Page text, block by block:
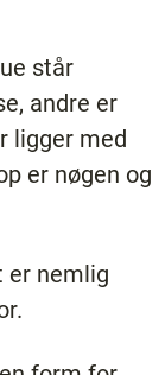
står
andre er
ligger med
er nøgen og
er nemlig